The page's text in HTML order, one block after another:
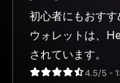
初心者にもおす
ウォレットは、
されています。
4.5/5 -